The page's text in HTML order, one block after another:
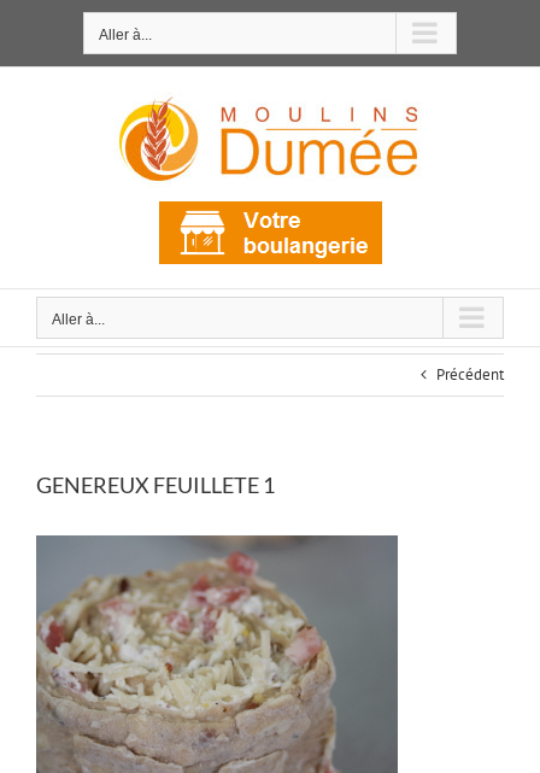
Aller à...
Aller à...
Précédent
GENEREUX FEUILLETE 1